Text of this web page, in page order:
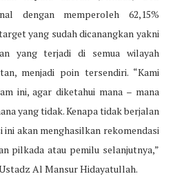
dengan memperoleh 62,15%
yang sudah dicanangkan yakni
yang terjadi di semua wilayah
menjadi poin tersendiri. “Kami
ini, agar diketahui mana – mana
yang tidak. Kenapa tidak berjalan
ini akan menghasilkan rekomendasi
pilkada atau pemilu selanjutnya,”
Al Mansur Hidayatullah.